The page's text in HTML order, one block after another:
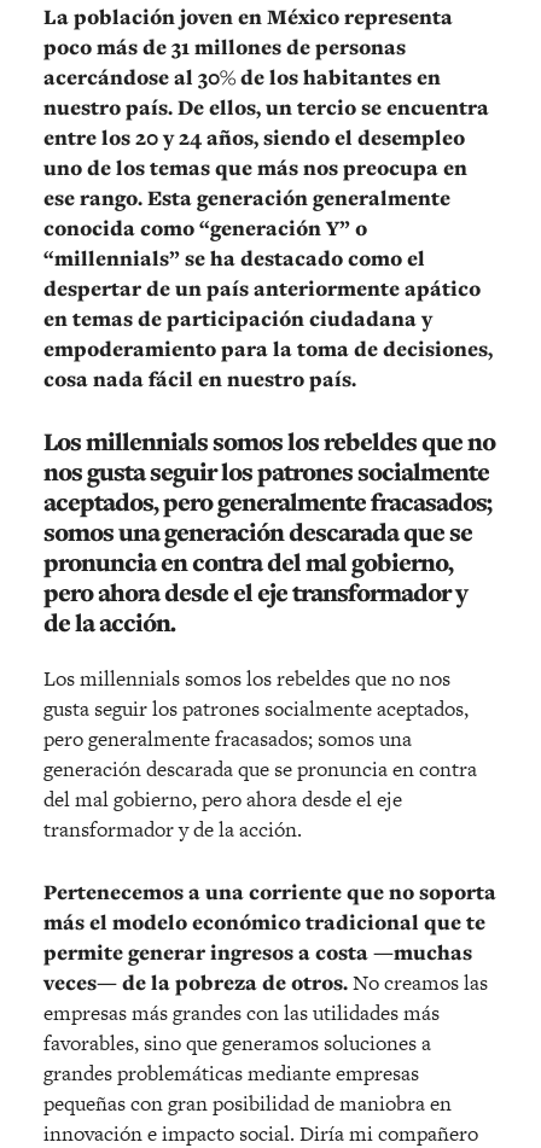
La población joven en México representa
poco más de 31 millones de personas
acercándose al 30% de los habitantes en
nuestro país. De ellos, un tercio se encuentra
entre los 20 y 24 años, siendo el desempleo
uno de los temas que más nos preocupa en
ese rango. Esta generación generalmente
conocida como “generación Y” o
“millennials” se ha destacado como el
despertar de un país anteriormente apático
en temas de participación ciudadana y
empoderamiento para la toma de decisiones,
cosa nada fácil en nuestro país.
Los millennials somos los rebeldes que no
nos gusta seguir los patrones socialmente
aceptados, pero generalmente fracasados;
somos una generación descarada que se
pronuncia en contra del mal gobierno,
pero ahora desde el eje transformador y
de la acción.
Los millennials somos los rebeldes que no nos
gusta seguir los patrones socialmente aceptados,
pero generalmente fracasados; somos una
generación descarada que se pronuncia en contra
del mal gobierno, pero ahora desde el eje
transformador y de la acción.
Pertenecemos a una corriente que no soporta
más el modelo económico tradicional que te
permite generar ingresos a costa —muchas
veces— de la pobreza de otros.No creamos las
empresas más grandes con las utilidades más
favorables, sino que generamos soluciones a
grandes problemáticas mediante empresas
pequeñas con gran posibilidad de maniobra en
innovación e impacto social. Diría mi compañero